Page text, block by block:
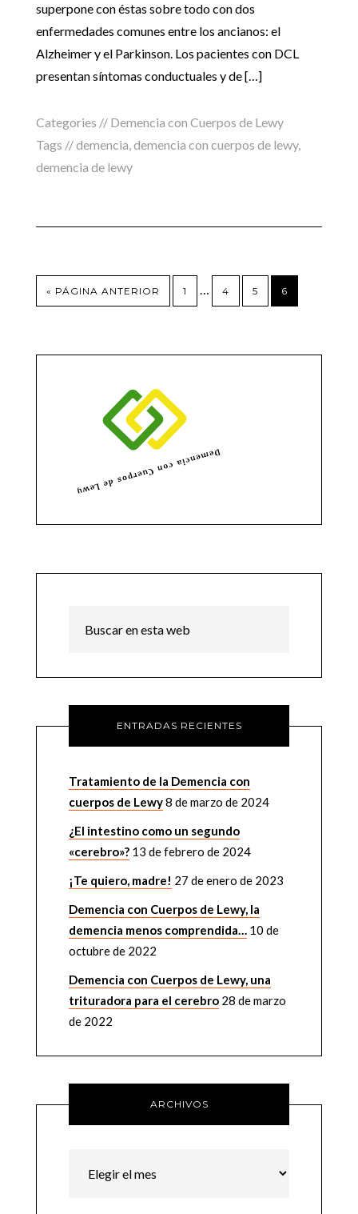
superpone con éstas sobre todo con dos
enfermedades comunes entre los ancianos: el
Alzheimer y el Parkinson. Los pacientes con DCL
presentan síntomas conductuales y de […]
Categories // Demencia con Cuerpos de Lewy
Tags //demencia,demencia con cuerpos de lewy,
demencia de lewy
« PÁGINA ANTERIOR 1 … 4 5 6
ENTRADAS RECIENTES
Tratamiento de la Demencia con
cuerpos de Lewy8 de marzo de 2024
¿El intestino como un segundo
«cerebro»? 13 de febrero de 2024
¡Te quiero, madre! 27 de enero de 2023
Demencia con Cuerpos de Lewy, la
demencia menos comprendida… 10 de
octubre de 2022
Demencia con Cuerpos de Lewy, una
trituradora para el cerebro 28 de marzo
de 2022
ARCHIVOS